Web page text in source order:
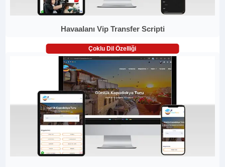
Havaalanı Vip Transfer Scripti
Çoklu Dil Özelliği